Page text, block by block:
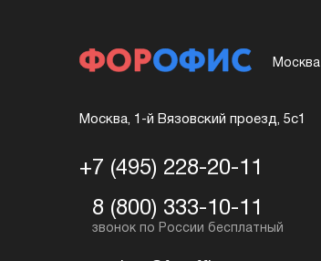
Москва
Москва, 1-й Вязовский проезд, 5с1
+7 (495) 228-20-11
8 (800) 333-10-11